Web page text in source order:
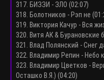
317. БИЗЗИ - ЗЛО (02:07)
318. Болотников - Рэп не
319. Виктория Качур - Вся
320. Витя АК & Бурановские
321. Влад Полянский - Снег
322. Владимир Репин - Небо
323. Владимир Цветков -
Осташко В.Я.) (04:20)